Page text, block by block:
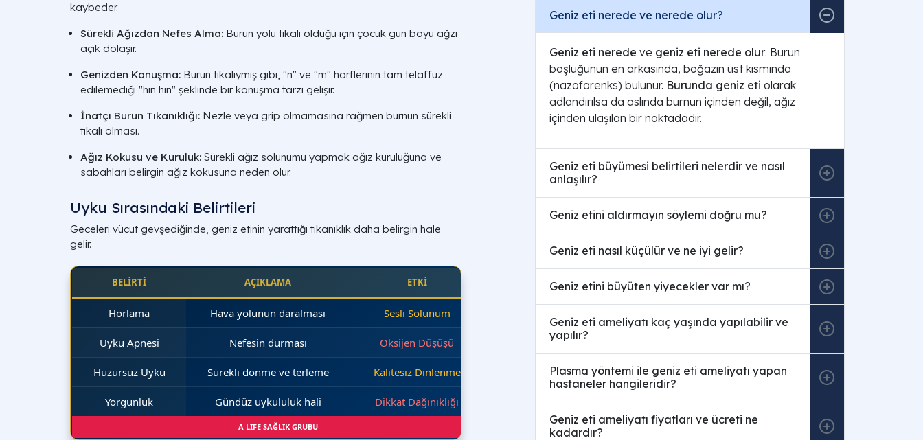
kaybeder.
Sürekli Ağızdan Nefes Alma: Burun yolu tıkalı olduğu için çocuk gün boyu ağzı
açık dolaşır.
Genizden Konuşma: Burun tıkalıymış gibi, "n" ve "m" harflerinin tam telaffuz
edilemediği "hın hın" şeklinde bir konuşma tarzı gelişir.
İnatçı Burun Tıkanıklığı: Nezle veya grip olmamasına rağmen burnun sürekli
tıkalı olması.
Ağız Kokusu ve Kuruluk: Sürekli ağız solunumu yapmak ağız kuruluğuna ve
sabahları belirgin ağız kokusuna neden olur.
Uyku Sırasındaki Belirtileri
Geceleri vücut gevşediğinde, geniz etinin yarattığı tıkanıklık daha belirgin hale
gelir.
BELİRTİ AÇIKLAMA ETKİ
Horlama Hava yolunun daralması Sesli Solunum
Uyku Apnesi Nefesin durması Oksijen Düşüşü
Huzursuz Uyku Sürekli dönme ve terleme Kalitesiz Dinlenme
Yorgunluk Gündüz uykululuk hali Dikkat Dağınıklığı
A LIFE SAĞLIK GRUBU
Geniz eti nerede ve nerede olur?
Geniz eti nerede ve geniz eti nerede olur: Burun
boşluğunun en arkasında, boğazın üst kısmında
(nazofarenks) bulunur. Burunda geniz eti olarak
adlandırılsa da aslında burnun içinden değil, ağız
içinden ulaşılan bir noktadadır.
Geniz eti büyümesi belirtileri nelerdir ve nasıl
anlaşılır?
Geniz etini aldırmayın söylemi doğru mu?
Geniz eti nasıl küçülür ve ne iyi gelir?
Geniz etini büyüten yiyecekler var mı?
Geniz eti ameliyatı kaç yaşında yapılabilir ve
yapılır?
Plasma yöntemi ile geniz eti ameliyatı yapan
hastaneler hangileridir?
Geniz eti ameliyatı fiyatları ve ücreti ne
kadardır?